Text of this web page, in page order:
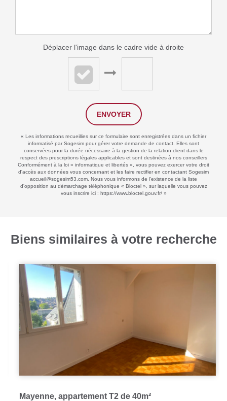
Déplacer l'image dans le cadre vide à droite
ENVOYER
« Les informations recueillies sur ce formulaire sont enregistrées dans un fichier
informatisé par Sogesim pour gérer votre demande de contact. Elles sont
conservées pour la durée nécessaire à la gestion de la relation client dans le
respect des prescriptions légales applicables et sont destinées à nos conseillers
Conformément à la loi « informatique et libertés », vous pouvez exercer votre droit
d'accès aux données vous concernant et les faire rectifier en contactant Sogesim
accueil@sogesim53.com. Nous vous informons de l'existence de la liste
d'opposition au démarchage téléphonique « Bloctel », sur laquelle vous pouvez
vous inscrire ici : https://www.bloctel.gouv.fr/»
Biens similaires à votre recherche
Mayenne, appartement T2 de 40m²